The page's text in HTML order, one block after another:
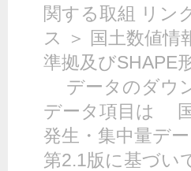
関する取組 リン
ス ＞ 国土数値
準拠及びSHAPE
データのダウ
データ項目は
発生・集中量
第2.1版に基づ